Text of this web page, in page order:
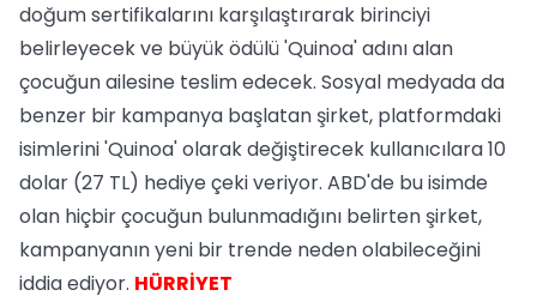
doğum sertifikalarını karşılaştırarak birinciyi
belirleyecek ve büyük ödülü 'Quinoa' adını alan
çocuğun ailesine teslim edecek. Sosyal medyada da
benzer bir kampanya başlatan şirket, platformdaki
isimlerini 'Quinoa' olarak değiştirecek kullanıcılara 10
dolar (27 TL) hediye çeki veriyor. ABD'de bu isimde
olan hiçbir çocuğun bulunmadığını belirten şirket,
kampanyanın yeni bir trende neden olabileceğini
iddia ediyor. HÜRRİYET